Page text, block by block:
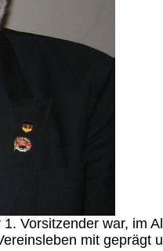
Vorsitzender war, im
mit geprägt